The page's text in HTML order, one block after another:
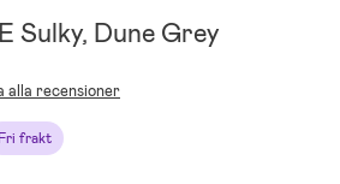
Sulky, Dune Grey
Fri frakt
alla recensioner